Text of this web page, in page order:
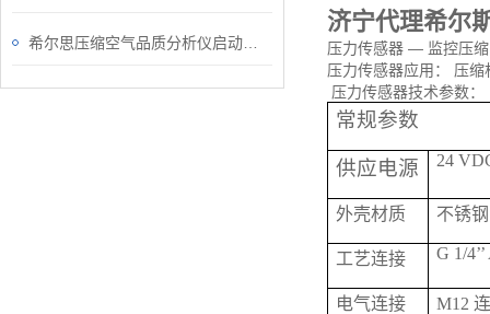
济宁代理希尔
压力传感器 — 监控压
压力传感器应用： 压
压力传感器技术参数：
常规参数
供应电源 24
外壳材质 不锈钢
工艺连接 G 1/
电气连接 M12